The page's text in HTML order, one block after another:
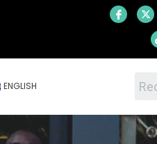
ENGLISH